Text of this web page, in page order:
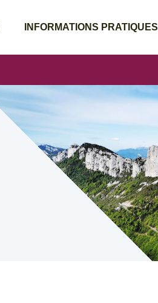
INFORMATIONS PRATIQUES